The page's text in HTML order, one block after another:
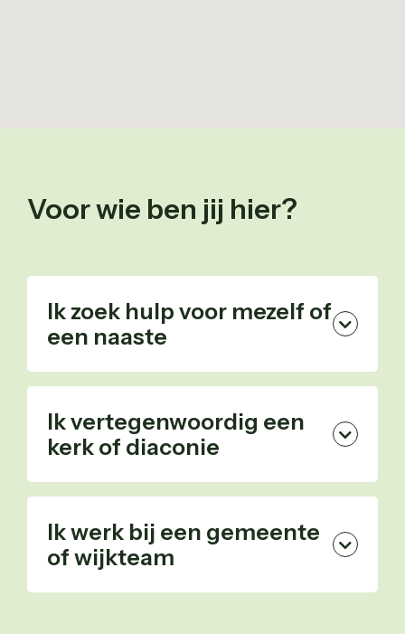
Voor wie ben jij hier?
Ik zoek hulp voor mezelf of
een naaste
Ontdek hoe wij kunnen helpen bij
opvoeding of geloofsvragen.
Ik vertegenwoordig een
kerk of diaconie
Lees hoe jullie met ons kunnen
Plan gesprek
Ik werk bij een gemeente
of wijkteam